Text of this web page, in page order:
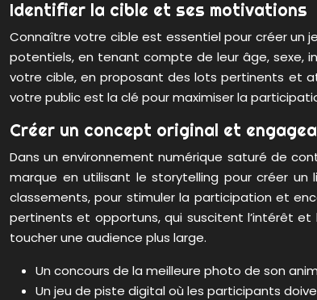
Identifier la cible et ses motivations
Connaître votre cible est essentiel pour créer un
potentiels, en tenant compte de leur âge, sexe,
votre cible, en proposant des lots pertinents et
votre public est la clé pour maximiser la
Créer un concept original et
Dans un environnement numérique saturé de
marque en utilisant le storytelling pour créer
classements, pour stimuler la participation et
pertinents et opportuns, qui suscitent l’intérêt
toucher une audience plus large.
Un concours de la meilleure photo de son
Un jeu de piste digital où les participants